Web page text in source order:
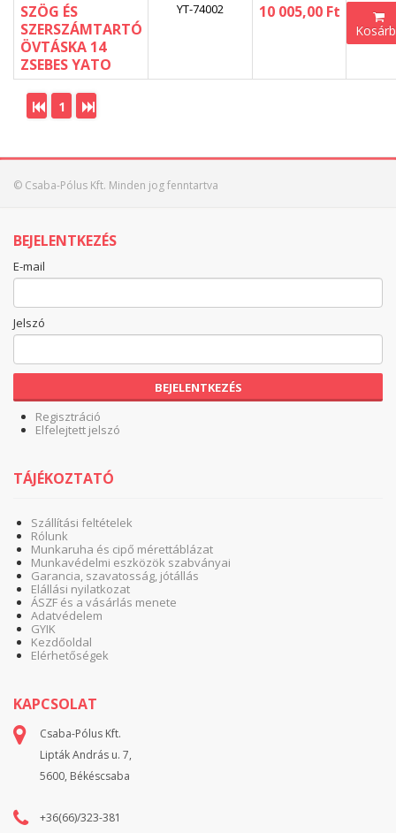
SZÖG ÉS
SZERSZÁMTARTÓ
ÖVTÁSKA 14
ZSEBES YATO
YT-74002 10 005,00 Ft
1
© Csaba-Pólus Kft. Minden jog fenntartva
BEJELENTKEZÉS
E-mail
Jelszó
BEJELENTKEZÉS
Regisztráció
Elfelejtett jelszó
TÁJÉKOZTATÓ
Szállítási feltételek
Rólunk
Munkaruha és cipő mérettáblázat
Munkavédelmi eszközök szabványai
Garancia, szavatosság, jótállás
Elállási nyilatkozat
ÁSZF és a vásárlás menete
Adatvédelem
GYIK
Kezdőoldal
Elérhetőségek
KAPCSOLAT
Csaba-Pólus Kft.
Lipták András u. 7,
5600, Békéscsaba
+36(66)/323-381